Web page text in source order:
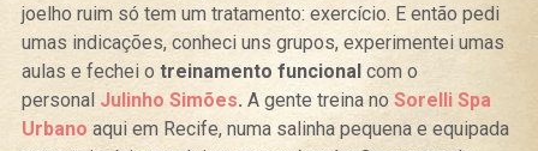
joelho ruim só tem um tratamento: exercício. E então pedi
umas indicações, conheci uns grupos, experimentei umas
aulas e fechei o treinamento funcional com o
personal Julinho Simões. A gente treina no Sorelli Spa
Urbano aqui em Recife, numa salinha pequena e equipada